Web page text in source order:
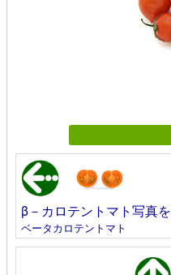
β－カロテントマト写真
ベータカロテントマト